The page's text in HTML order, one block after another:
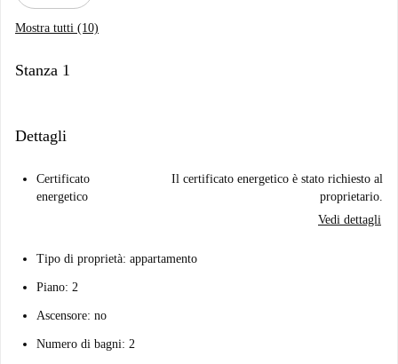
Mostra tutti (10)
Stanza 1
Dettagli
Certificato
energetico
Il certificato energetico è stato richiesto al
proprietario.
Vedi dettagli
Tipo di proprietà: appartamento
Piano: 2
Ascensore: no
Numero di bagni: 2